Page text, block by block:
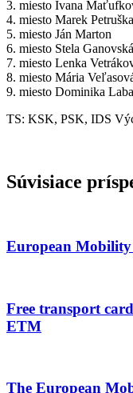
3. miesto Ivana
4. miesto Marek Petruška
5. miesto Ján Marton
6. miesto Stela Ganovská
7. miesto Lenka
8. miesto Mária
9. miesto Dominika
TS: KSK, PSK, IDS
Súvisiace
European Mobility
Free transport
ETM
The European